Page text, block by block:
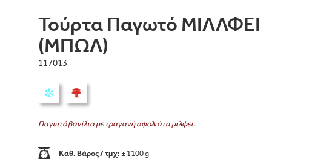
Τούρτα Παγωτό ΜΙΛΛΦΕΙ
(ΜΠΩΛ)
117013
Παγωτό βανίλια με τραγανή σφολιάτα μιλφει.
Καθ. Βάρος / τμχ: ± 1100 g